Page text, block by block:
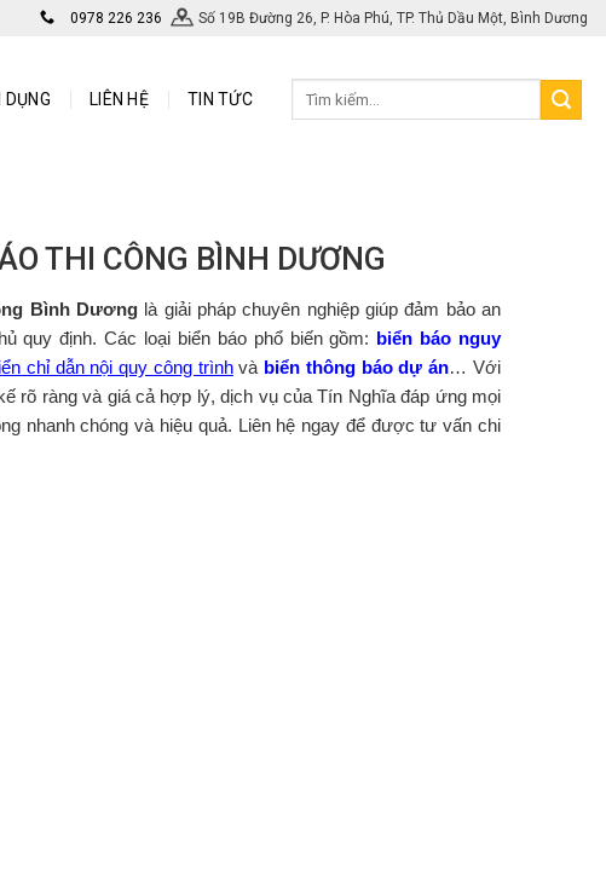
0978 226 236 Số 19B Đường 26, P. Hòa Phú, TP. Thủ Dầu Một, Bình Dương
DỤNG LIÊN HỆ TIN TỨC
THI CÔNG BÌNH DƯƠNG
Bình Dương là giải pháp chuyên nghiệp giúp đảm bảo an
quy định. Các loại biển báo phổ biến gồm: biển báo nguy
chỉ dẫn nội quy công trìnhvà biển thông báo dự án… Với
rõ ràng và giá cả hợp lý, dịch vụ của Tín Nghĩa đáp ứng mọi
nhanh chóng và hiệu quả. Liên hệ ngay để được tư vấn chi